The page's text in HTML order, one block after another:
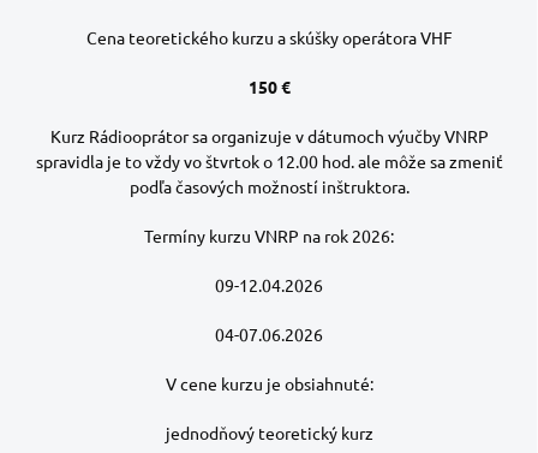
Cena teoretického kurzu a skúšky operátora VHF
150 €
Kurz Rádiooprátor sa organizuje v dátumoch výučby VNRP
spravidla je to vždy vo štvrtok o 12.00 hod. ale môže sa zmeniť
podľa časových možností inštruktora.
Termíny kurzu VNRP na rok 2026:
09-12.04.2026
04-07.06.2026
V cene kurzu je obsiahnuté:
jednodňový teoretický kurz